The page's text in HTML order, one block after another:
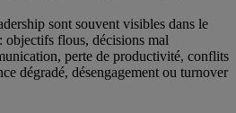
sont souvent visibles dans le
objectifs flous, décisions mal
perte de productivité, conflits
dégradé, désengagement ou turnover